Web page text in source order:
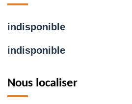
indisponible
indisponible
Nous localiser